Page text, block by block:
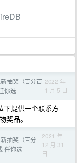
抽奖（百分百
你选
2022 年
1 月 5 日
下提供一个联系方
奖品。
抽奖（百分
任你选
2021 年
12 月 31
日